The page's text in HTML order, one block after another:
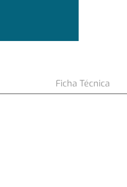
Ficha Técnica